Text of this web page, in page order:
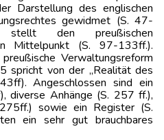
Darstellung des englischen
gewidmet (S. 47-
den preußischen
Mittelpunkt (S. 97-133ff.).
Verwaltungsreform
spricht von der „Realität des
Angeschlossen sind ein
diverse Anhänge (S. 257 ff.),
sowie ein Register (S.
ein sehr gut brauchbares